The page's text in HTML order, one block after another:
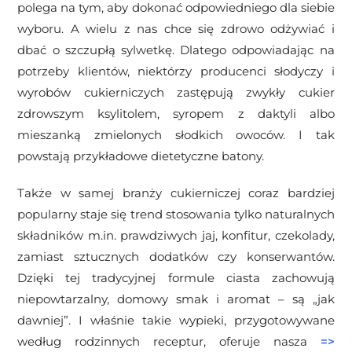
polega na tym, aby dokonać odpowiedniego dla siebie
wyboru. A wielu z nas chce się zdrowo odżywiać i
dbać o szczupłą sylwetkę. Dlatego odpowiadając na
potrzeby klientów, niektórzy producenci słodyczy i
wyrobów cukierniczych zastępują zwykły cukier
zdrowszym ksylitolem, syropem z daktyli albo
mieszanką zmielonych słodkich owoców. I tak
powstają przykładowe dietetyczne batony.
Także w samej branży cukierniczej coraz bardziej
popularny staje się trend stosowania tylko naturalnych
składników m.in. prawdziwych jaj, konfitur, czekolady,
zamiast sztucznych dodatków czy konserwantów.
Dzięki tej tradycyjnej formule ciasta zachowują
niepowtarzalny, domowy smak i aromat – są „jak
dawniej”. I właśnie takie wypieki, przygotowywane
według rodzinnych receptur, oferuje nasza =>